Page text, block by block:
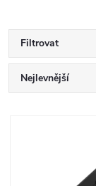
Filtrovat
Ř
Nejlevnější